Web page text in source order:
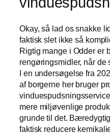
Okay, så lad os snakke
faktisk slet ikke så
Rigtig mange i Odder er
rengøringsmidler, når de
I en undersøgelse fra
af borgerne her bruger
mere miljøvenlige
grunde til det.
faktisk reducere